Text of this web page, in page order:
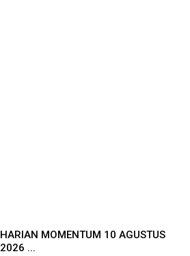
HARIAN MOMENTUM 10 AGUSTUS
2026 ...